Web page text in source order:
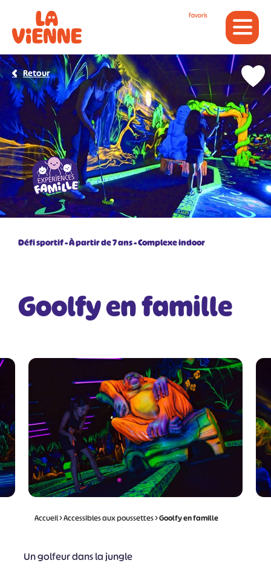
Favoris
Défi sportif À partir de 7 ans Complexe indoor
Goolfy en famille
Retour
Accueil>Accessibles aux poussettes>Goolfy en famille
Un golfeur dans la jungle